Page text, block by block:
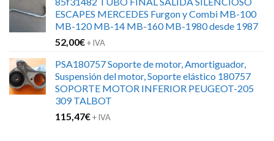
ESCAPES MERCEDES Furgon y Combi MB-100
MB-120 MB-14 MB-160 MB-1980 desde 1987
52,00€+ IVA
PSA180757 Soporte de motor, Amortiguador,
Suspensión del motor, Soporte elástico 180757
SOPORTE MOTOR INFERIOR PEUGEOT-205
309 TALBOT
115,47€+ IVA